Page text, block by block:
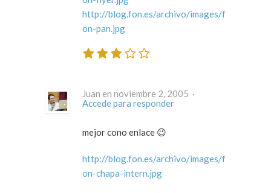
http://blog.fon.es/archivo/images/f
on-pan.jpg
Juan en noviembre 2, 2005 ·
Accede para responder
mejor cono enlace 😉
http://blog.fon.es/archivo/images/f
on-chapa-intern.jpg